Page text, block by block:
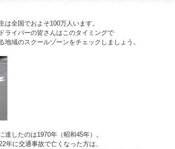
全国でおよそ100万人います。
ライバーの皆さんはこのタイミングで
域のスクールゾーンをチェックしましょう。
達したのは1970年（昭和45年）。
年に交通事故で亡くなった方は、